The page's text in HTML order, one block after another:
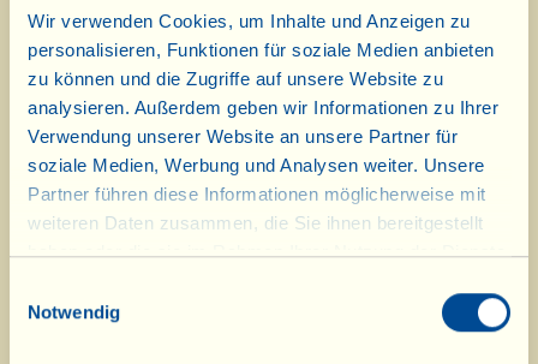
Wir verwenden Cookies, um Inhalte und Anzeigen zu
personalisieren, Funktionen für soziale Medien anbieten
zu können und die Zugriffe auf unsere Website zu
analysieren. Außerdem geben wir Informationen zu Ihrer
Verwendung unserer Website an unsere Partner für
soziale Medien, Werbung und Analysen weiter. Unsere
Partner führen diese Informationen möglicherweise mit
weiteren Daten zusammen, die Sie ihnen bereitgestellt
haben oder die sie im Rahmen Ihrer Nutzung der Dienste
Notwendig
für die Dekoration)
2 EL Zucker
Die Schale und die Kerne der Wassermelone
entfernen, das Fruchtfleisch in große Stücke
Sorgfältig umrühren, dann mit dem Mixer